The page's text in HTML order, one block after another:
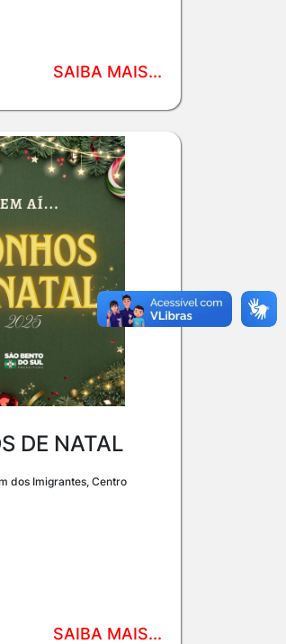
SAIBA MAIS...
DE NATAL
dos Imigrantes, Centro
SAIBA MAIS...